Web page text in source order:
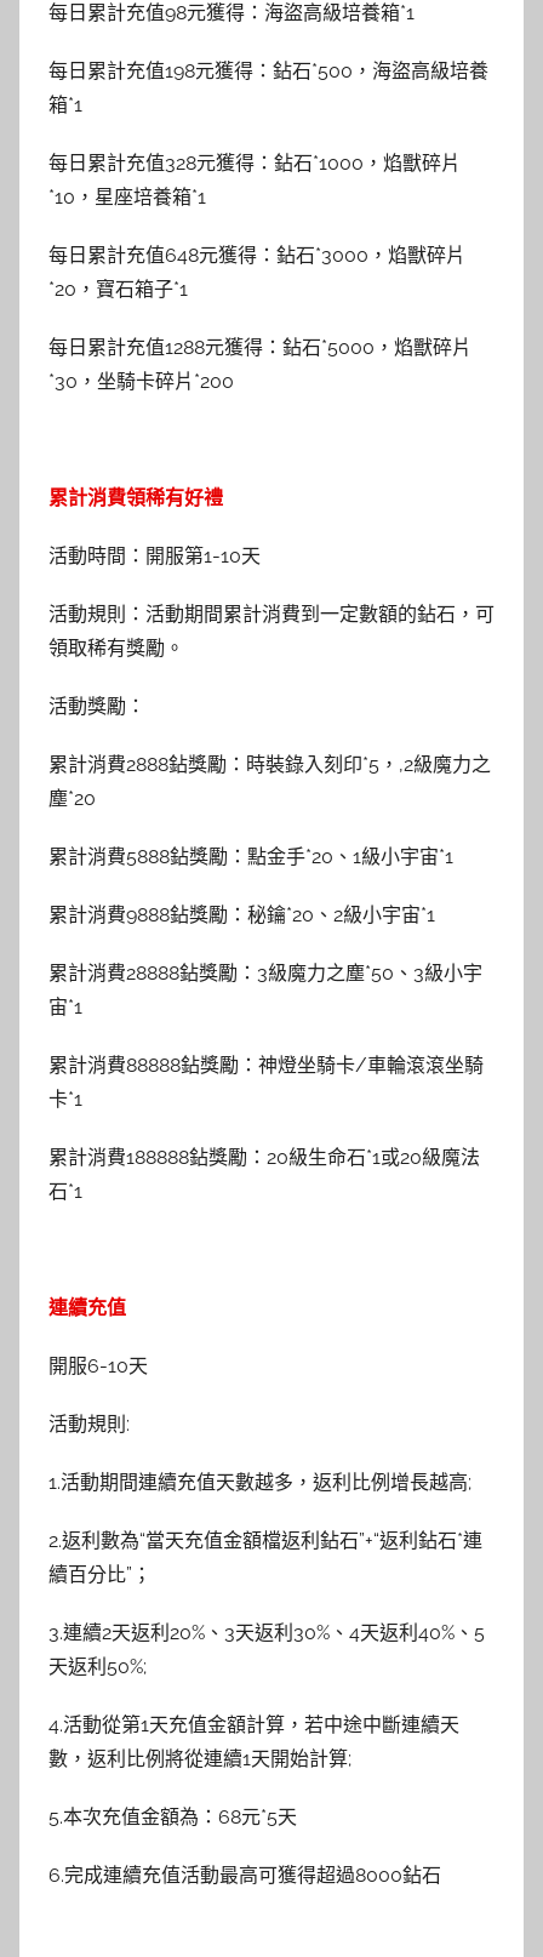
每日累計充值98元獲得：海盜高級培養箱*1
每日累計充值198元獲得：鉆石*500，海盜高級培養
箱*1
每日累計充值328元獲得：鉆石*1000，焰獸碎片
*10，星座培養箱*1
每日累計充值648元獲得：鉆石*3000，焰獸碎片
*20，寶石箱子*1
每日累計充值1288元獲得：鉆石*5000，焰獸碎片
*30，坐騎卡碎片*200
累計消費領稀有好禮
活動時間：開服第1-10天
活動規則：活動期間累計消費到一定數額的鉆石，可
領取稀有獎勵。
活動獎勵：
累計消費2888鉆獎勵：時裝錄入刻印*5，,2級魔力之
塵*20
累計消費5888鉆獎勵：點金手*20、1級小宇宙*1
累計消費9888鉆獎勵：秘鑰*20、2級小宇宙*1
累計消費28888鉆獎勵：3級魔力之塵*50、3級小宇
宙*1
累計消費88888鉆獎勵：神燈坐騎卡/車輪滾滾坐騎
卡*1
累計消費188888鉆獎勵：20級生命石*1或20級魔法
石*1
連續充值
開服6-10天
活動規則:
1.活動期間連續充值天數越多，返利比例增長越高;
2.返利數為“當天充值金額檔返利鉆石”+“返利鉆石*連
續百分比”；
3.連續2天返利20%、3天返利30%、4天返利40%、5
天返利50%;
4.活動從第1天充值金額計算，若中途中斷連續天
數，返利比例將從連續1天開始計算;
5.本次充值金額為：68元*5天
6.完成連續充值活動最高可獲得超過8000鉆石